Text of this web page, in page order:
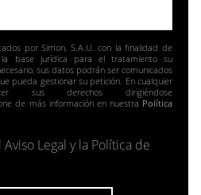
por Simon, S.A.U. con la finalidad de
la base jurídica para el tratamiento su
sus datos podrán ser comunicados
pueda gestionar su petición. En cualquier
sus derechos dirigiéndose
de más información en nuestra Política
Aviso Legal y la Política de